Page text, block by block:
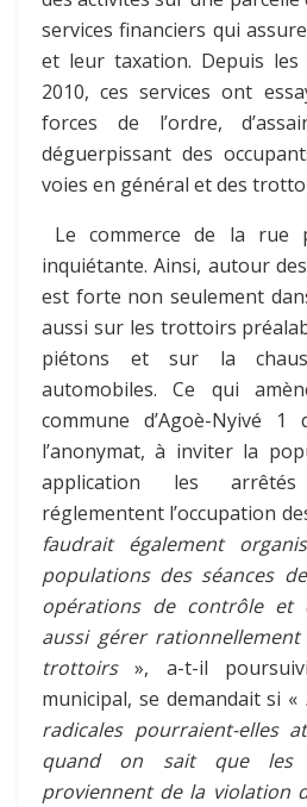
services financiers qui
et leur taxation. Depuis les
2010, ces services ont
forces de l’ordre,
déguerpissant des
voies en général et des
Le commerce de la rue
inquiétante. Ainsi, autour
est forte non seulement
aussi sur les trottoirs
piétons et sur la
automobiles. Ce qui
commune d’Agoè-Nyivé
l’anonymat, à inviter la
application les
réglementent l’occupation
faudrait également
populations des séances
opérations de contrôle et
aussi gérer
trottoirs», a-t-il
municipal, se demandait si «
radicales pourraient-elles
quand on sait que les
proviennent de la violation